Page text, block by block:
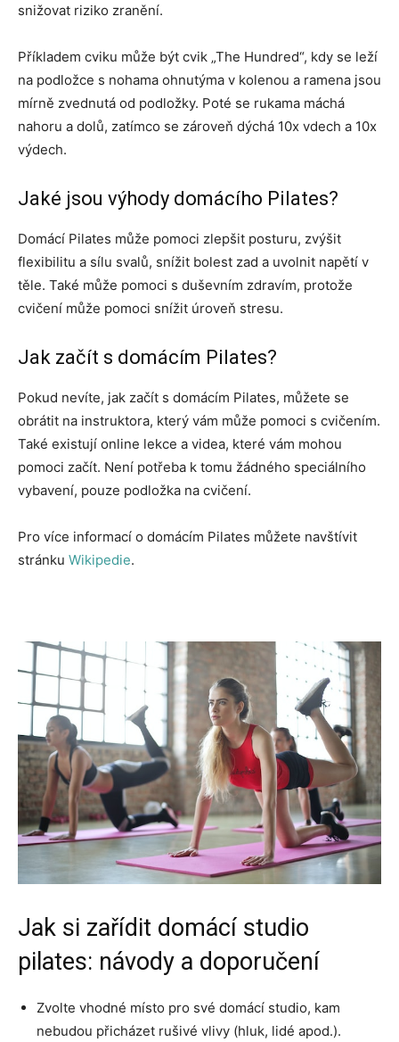
snižovat riziko zranění.
Příkladem cviku může být cvik „The Hundred“, kdy se leží
na podložce s nohama ohnutýma v kolenou a ramena jsou
mírně zvednutá od podložky. Poté se rukama máchá
nahoru a dolů, zatímco se zároveň dýchá 10x vdech a 10x
výdech.
Jaké jsou výhody domácího Pilates?
Domácí Pilates může pomoci zlepšit posturu, zvýšit
flexibilitu a sílu svalů, snížit bolest zad a uvolnit napětí v
těle. Také může pomoci s duševním zdravím, protože
cvičení může pomoci snížit úroveň stresu.
Jak začít s domácím Pilates?
Pokud nevíte, jak začít s domácím Pilates, můžete se
obrátit na instruktora, který vám může pomoci s cvičením.
Také existují online lekce a videa, které vám mohou
pomoci začít. Není potřeba k tomu žádného speciálního
vybavení, pouze podložka na cvičení.
Pro více informací o domácím Pilates můžete navštívit
stránku Wikipedie.
Jak si zařídit domácí studio
pilates: návody a doporučení
Zvolte vhodné místo pro své domácí studio, kam
nebudou přicházet rušivé vlivy (hluk, lidé apod.).